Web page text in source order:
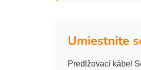
Umiestnite
Predlžovací kábel